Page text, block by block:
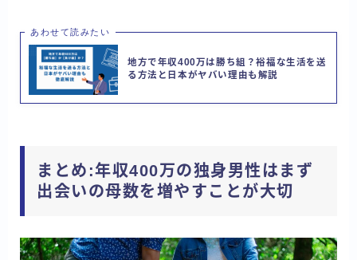
あわせて読みたい
地方で年収400万は勝ち組？裕福な生活を送
る方法と日本がヤバい理由も解説
まとめ:年収400万の独身男性はまず
出会いの母数を増やすことが大切